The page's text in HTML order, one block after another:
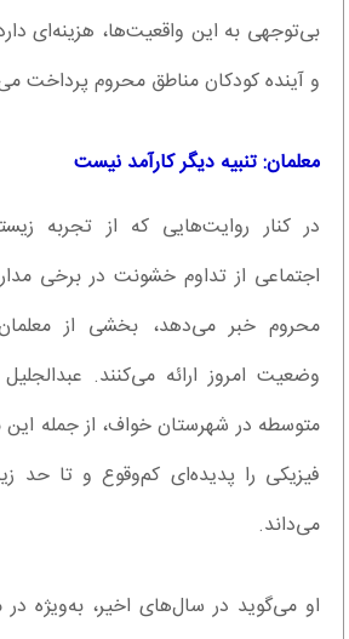
بی‌توجهی به این واقعیت‌ها، هزینه‌ای
و آینده کودکان مناطق محروم پرداخت
معلمان: تنبیه دیگر کارآمد نیست
در کنار روایت‌هایی که از تجربه
اجتماعی از تداوم خشونت در برخی
محروم خبر می‌دهد، بخشی از
وضعیت امروز ارائه می‌کنند.
متوسطه در شهرستان خواف، از جمله این
فیزیکی را پدیده‌ای کم‌وقوع و تا حد
می‌داند.
او می‌گوید در سال‌های اخیر، به‌ویژه